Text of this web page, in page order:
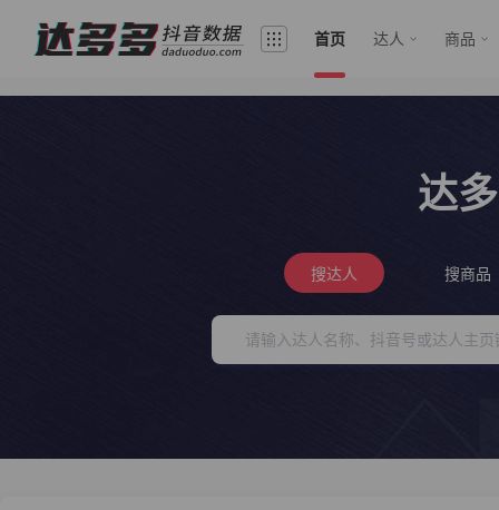
首页 达人 商品
达
搜达人 搜商品